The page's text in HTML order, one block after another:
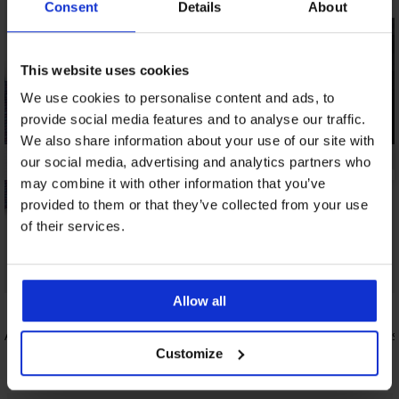
Consent Details About
This website uses cookies
We use cookies to personalise content and ads, to
provide social media features and to analyse our traffic.
We also share information about your use of our site with
our social media, advertising and analytics partners who
may combine it with other information that you’ve
provided to them or that they’ve collected from your use
of their services.
Allow all
Customize
Popust -20%
3 PACK boksarice JACK AND JONES
3PACK